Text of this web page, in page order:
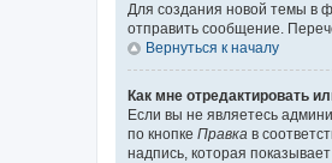
Для создания новой темы в
отправить сообщение.
Вернуться к началу
Как мне отредактировать
Если вы не являетесь
по кнопке Правка в
надпись, которая